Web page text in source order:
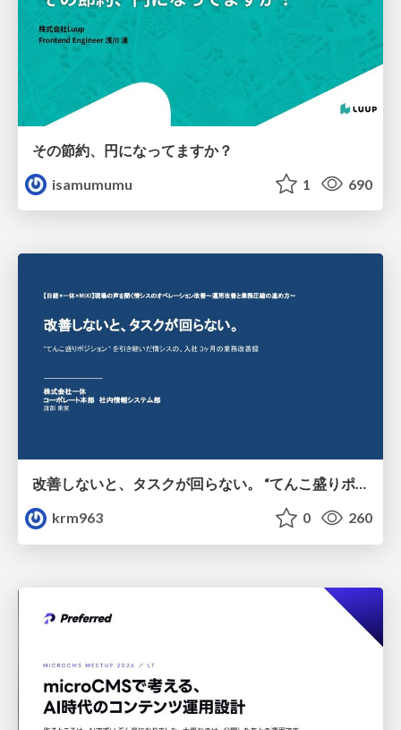
その節約、円になってますか？
isamumumu
1 690
改善しないと、タスクが回らない。 “てんこ盛りポジション” を引き継いだ情シスの、入社3ヶ月の業務改善録
krm963
0 260